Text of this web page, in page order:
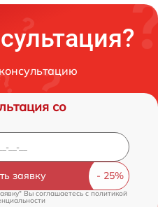
со
заявку
Вы соглашаетесь cполитикой